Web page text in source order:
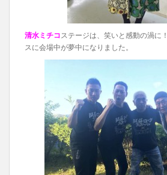
清水ミチコステージは、笑いと感動の渦
スに会場中が夢中になりました。